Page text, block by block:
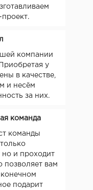
компании
у
в качестве,
и несём
за них.
команда
команды
но и проходит
позволяет вам
подарит